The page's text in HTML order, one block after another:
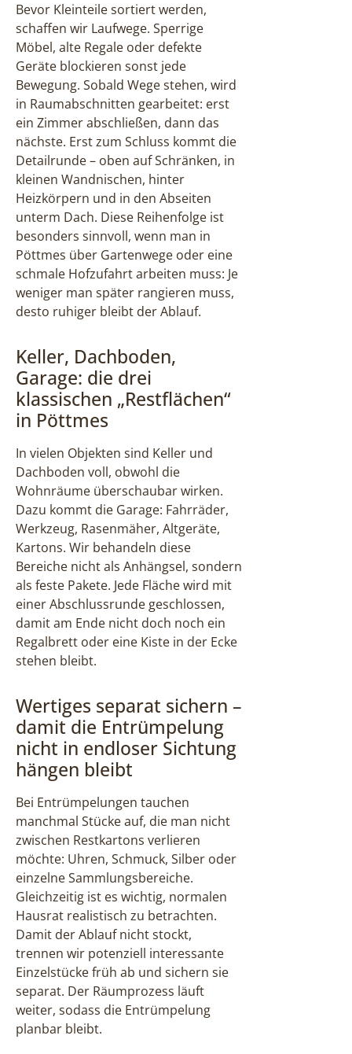
Bevor Kleinteile sortiert werden,
schaffen wir Laufwege. Sperrige
Möbel, alte Regale oder defekte
Geräte blockieren sonst jede
Bewegung. Sobald Wege stehen, wird
in Raumabschnitten gearbeitet: erst
ein Zimmer abschließen, dann das
nächste. Erst zum Schluss kommt die
Detailrunde – oben auf Schränken, in
kleinen Wandnischen, hinter
Heizkörpern und in den Abseiten
unterm Dach. Diese Reihenfolge ist
besonders sinnvoll, wenn man in
Pöttmes über Gartenwege oder eine
schmale Hofzufahrt arbeiten muss: Je
weniger man später rangieren muss,
desto ruhiger bleibt der Ablauf.
Keller, Dachboden,
Garage: die drei
klassischen „Restflächen“
in Pöttmes
In vielen Objekten sind Keller und
Dachboden voll, obwohl die
Wohnräume überschaubar wirken.
Dazu kommt die Garage: Fahrräder,
Werkzeug, Rasenmäher, Altgeräte,
Kartons. Wir behandeln diese
Bereiche nicht als Anhängsel, sondern
als feste Pakete. Jede Fläche wird mit
einer Abschlussrunde geschlossen,
damit am Ende nicht doch noch ein
Regalbrett oder eine Kiste in der Ecke
stehen bleibt.
Wertiges separat sichern –
damit die Entrümpelung
nicht in endloser Sichtung
hängen bleibt
Bei Entrümpelungen tauchen
manchmal Stücke auf, die man nicht
zwischen Restkartons verlieren
möchte: Uhren, Schmuck, Silber oder
einzelne Sammlungsbereiche.
Gleichzeitig ist es wichtig, normalen
Hausrat realistisch zu betrachten.
Damit der Ablauf nicht stockt,
trennen wir potenziell interessante
Einzelstücke früh ab und sichern sie
separat. Der Räumprozess läuft
weiter, sodass die Entrümpelung
planbar bleibt.